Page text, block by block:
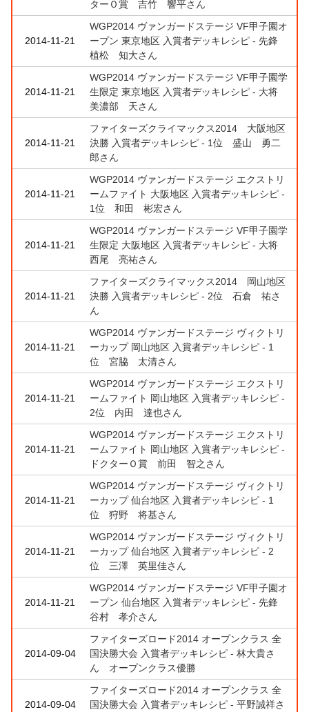
ターＯ賞 吉竹 響平さん
2014-11-21
WGP2014 ヴァンガードステージ VF甲子園オ
ープン 東京地区 入賞者デッキレシピ - 先鋒
植松 知大さん
2014-11-21
WGP2014 ヴァンガードステージ VF甲子園学
生限定 東京地区 入賞者デッキレシピ - 大将
美濃部 天さん
2014-11-21
ファイターズクライマックス2014 大阪地区
決勝 入賞者デッキレシピ - 1位 盛山 勇二
郎さん
2014-11-21
WGP2014 ヴァンガードステージ エクストリ
ームファイト 大阪地区 入賞者デッキレシピ -
1位 和田 彬宏さん
2014-11-21
WGP2014 ヴァンガードステージ VF甲子園学
生限定 大阪地区 入賞者デッキレシピ - 大将
西尾 亮祐さん
2014-11-21
ファイターズクライマックス2014 岡山地区
決勝 入賞者デッキレシピ - 2位 石倉 祐さ
ん
2014-11-21
WGP2014 ヴァンガードステージ ヴィクトリ
ーカップ 岡山地区 入賞者デッキレシピ - 1
位 宮脇 太清さん
2014-11-21
WGP2014 ヴァンガードステージ エクストリ
ームファイト 岡山地区 入賞者デッキレシピ -
2位 内田 達也さん
2014-11-21
WGP2014 ヴァンガードステージ エクストリ
ームファイト 岡山地区 入賞者デッキレシピ -
ドクターＯ賞 前田 智之さん
2014-11-21
WGP2014 ヴァンガードステージ ヴィクトリ
ーカップ 仙台地区 入賞者デッキレシピ - 1
位 狩野 将基さん
2014-11-21
WGP2014 ヴァンガードステージ ヴィクトリ
ーカップ 仙台地区 入賞者デッキレシピ - 2
位 三澤 英里佳さん
2014-11-21
WGP2014 ヴァンガードステージ VF甲子園オ
ープン 仙台地区 入賞者デッキレシピ - 先鋒
谷村 孝介さん
2014-09-04
ファイターズロード2014 オープンクラス 全
国決勝大会 入賞者デッキレシピ - 林大貴さ
ん オープンクラス優勝
2014-09-04
ファイターズロード2014 オープンクラス 全
国決勝大会 入賞者デッキレシピ - 平野誠祥さ